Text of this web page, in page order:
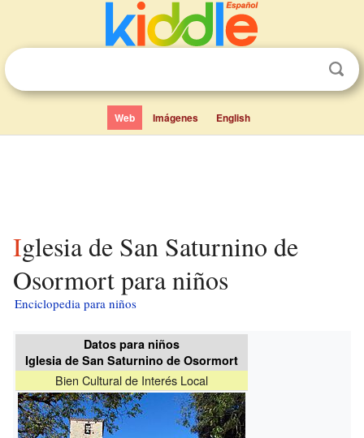
Web Imágenes English
Iglesia de San Saturnino de
Osormort para niños
Enciclopedia para niños
Datos para niños
Iglesia de San Saturnino de Osormort
Bien Cultural de Interés Local